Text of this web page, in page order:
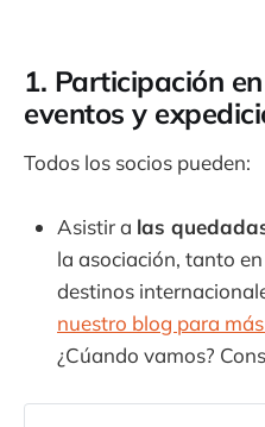
asociación * Nombre:
Packrafting cat * NIF:
Número de registro oficial:
1. Participación
eventos y
Todos los socios pueden:
Asistir a las
la asociación, tanto
destinos
nuestro blog para
¿Cúando vamos?